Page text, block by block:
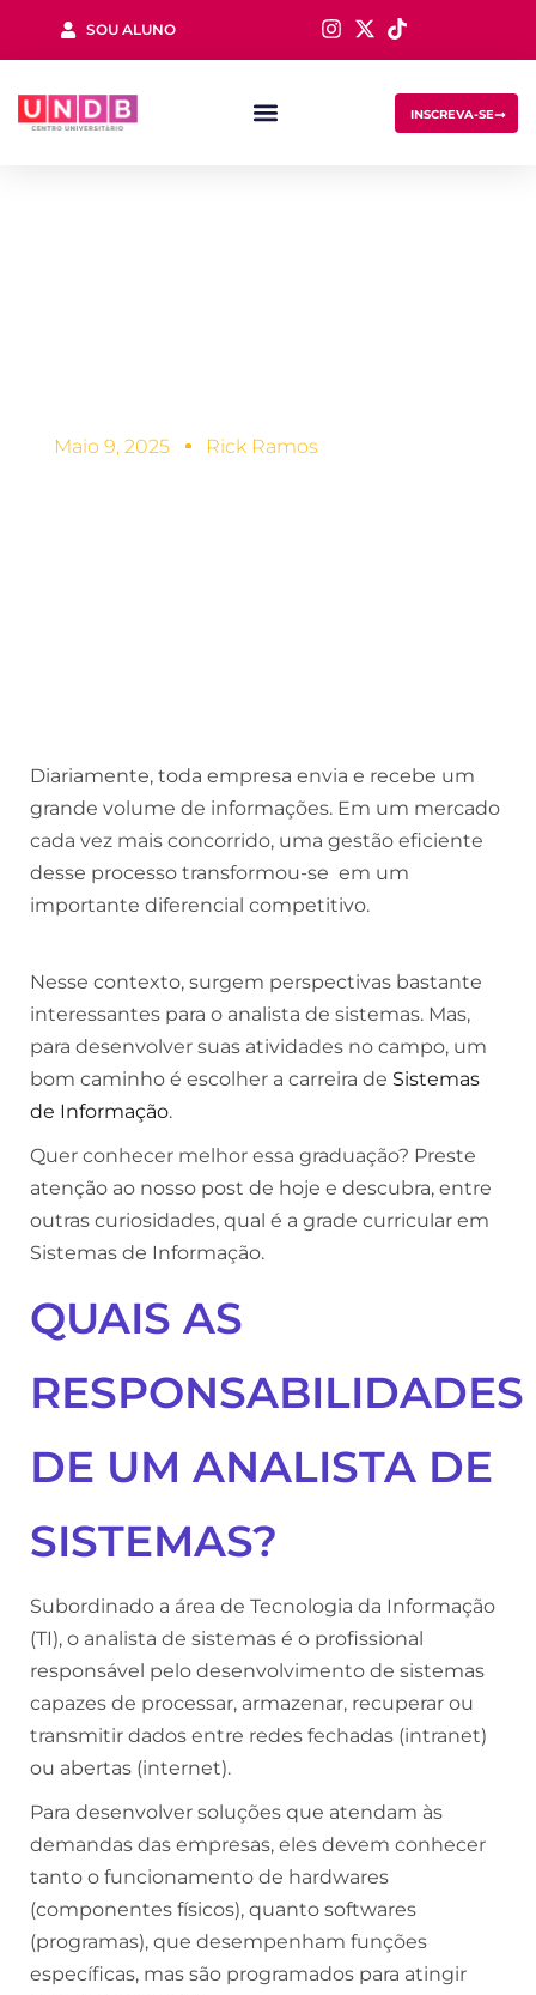
SOU ALUNO
INSCREVA-SE
Maio 9, 2025 Rick Ramos
Diariamente, toda empresa envia e recebe um
grande volume de informações. Em um mercado
cada vez mais concorrido, uma gestão eficiente
desse processo transformou-se em um
importante diferencial competitivo.
Nesse contexto, surgem perspectivas bastante
interessantes para o analista de sistemas. Mas,
para desenvolver suas atividades no campo, um
bom caminho é escolher a carreira de Sistemas
de Informação.
Quer conhecer melhor essa graduação? Preste
atenção ao nosso post de hoje e descubra, entre
outras curiosidades, qual é a grade curricular em
Sistemas de Informação.
QUAIS AS
RESPONSABILIDADES
DE UM ANALISTA DE
SISTEMAS?
Subordinado a área de Tecnologia da Informação
(TI), o analista de sistemas é o profissional
responsável pelo desenvolvimento de sistemas
capazes de processar, armazenar, recuperar ou
transmitir dados entre redes fechadas (intranet)
ou abertas (internet).
Para desenvolver soluções que atendam às
demandas das empresas, eles devem conhecer
tanto o funcionamento de hardwares
(componentes físicos), quanto softwares
(programas), que desempenham funções
específicas, mas são programados para atingir